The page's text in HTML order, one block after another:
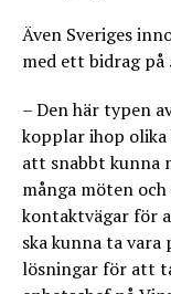
Även Sveriges
med ett bidrag på
– Den här typen
kopplar ihop
att snabbt kunna
många möten
kontaktvägar för
ska kunna ta
lösningar för att